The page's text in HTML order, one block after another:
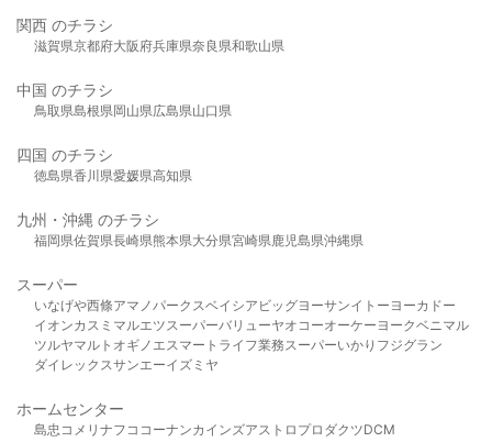
関西 のチラシ
滋賀県京都府大阪府兵庫県奈良県和歌山県
中国 のチラシ
鳥取県島根県岡山県広島県山口県
四国 のチラシ
徳島県香川県愛媛県高知県
九州・沖縄 のチラシ
福岡県佐賀県長崎県熊本県大分県宮崎県鹿児島県沖縄県
スーパー
いなげや西條アマノパークスベイシア ビッグヨーサンイトーヨーカドー
イオンカスミ マルエツスーパーバリューヤオコーオーケー ヨークベニマル
ツルヤマルト オギノ エスマート ライフ業務スーパーいかり フジグラン
ダイレックスサンエーイズミヤ
ホームセンター
島忠 コメリ ナフコ コーナンカインズアストロプロダクツDCM